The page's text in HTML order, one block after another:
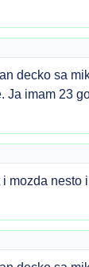
decko sa
imam 23
mozda nesto